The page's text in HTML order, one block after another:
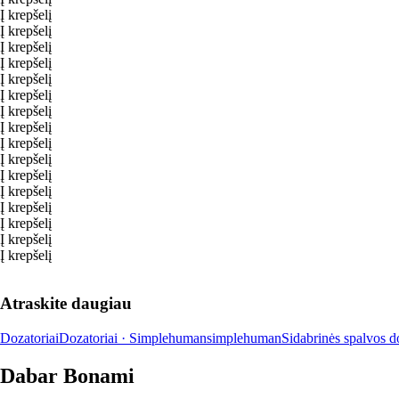
Į krepšelį
Į krepšelį
Į krepšelį
Į krepšelį
Į krepšelį
Į krepšelį
Į krepšelį
Į krepšelį
Į krepšelį
Į krepšelį
Į krepšelį
Į krepšelį
Į krepšelį
Į krepšelį
Į krepšelį
Į krepšelį
Atraskite daugiau
DozatoriaiDozatoriai · SimplehumansimplehumanSidabrinės spalvos
Dabar Bonami